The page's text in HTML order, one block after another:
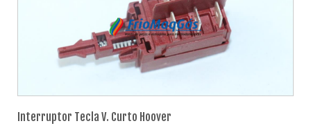
Interruptor Tecla V. Curto Hoover